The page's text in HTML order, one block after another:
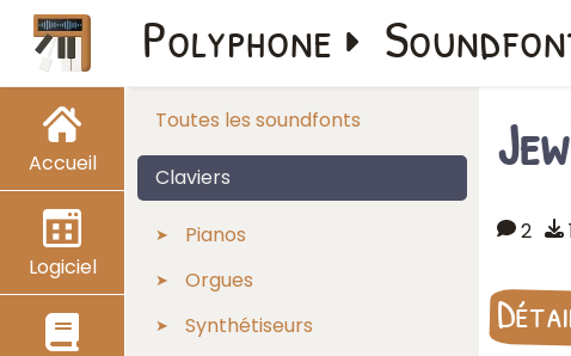
Accueil
Logiciel
Polyphone
Toutes les soundfonts
Claviers
Pianos
Orgues
Synthétiseurs
2